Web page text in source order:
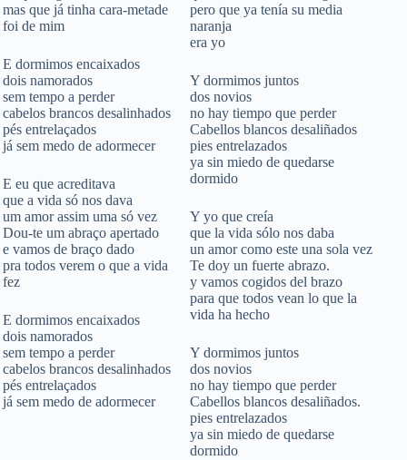
mas que já tinha cara-metade
foi de mim
E dormimos encaixados
dois namorados
sem tempo a perder
cabelos brancos desalinhados
pés entrelaçados
já sem medo de adormecer
E eu que acreditava
que a vida só nos dava
um amor assim uma só vez
Dou-te um abraço apertado
e vamos de braço dado
pra todos verem o que a vida
fez
E dormimos encaixados
dois namorados
sem tempo a perder
cabelos brancos desalinhados
pés entrelaçados
já sem medo de adormecer
pero que ya tenía su media
naranja
era yo
Y dormimos juntos
dos novios
no hay tiempo que perder
Cabellos blancos desaliñados
pies entrelazados
ya sin miedo de quedarse
dormido
Y yo que creía
que la vida sólo nos daba
un amor como este una sola vez
Te doy un fuerte abrazo.
y vamos cogidos del brazo
para que todos vean lo que la
vida ha hecho
Y dormimos juntos
dos novios
no hay tiempo que perder
Cabellos blancos desaliñados.
pies entrelazados
ya sin miedo de quedarse
dormido